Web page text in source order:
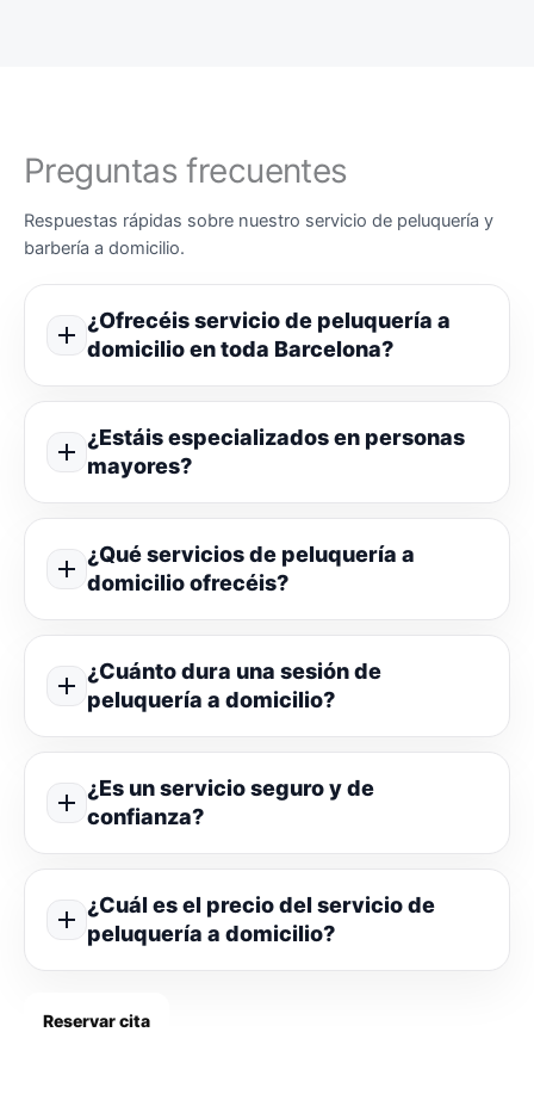
Preguntas frecuentes
Respuestas rápidas sobre nuestro servicio de peluquería y
barbería a domicilio.
¿Ofrecéis servicio de peluquería a
domicilio en toda Barcelona?
¿Estáis especializados en personas
mayores?
¿Qué servicios de peluquería a
domicilio ofrecéis?
¿Cuánto dura una sesión de
peluquería a domicilio?
¿Es un servicio seguro y de
confianza?
¿Cuál es el precio del servicio de
peluquería a domicilio?
Reservar cita